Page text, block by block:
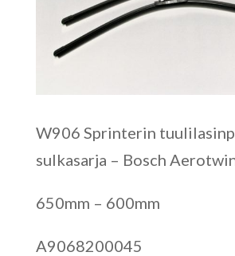
W906 Sprinterin
sulkasarja – Bosch
650mm – 600mm
A9068200045